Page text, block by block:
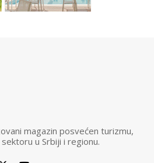
magazin posvećen turizmu,
u Srbiji i regionu.